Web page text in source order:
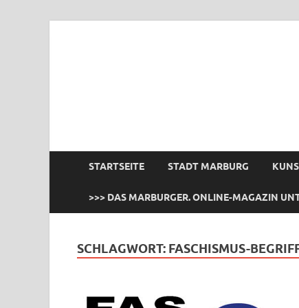
STARTSEITE STADT MARBURG
>>> DAS MARBURGER. ONLINE-MAGAZIN
SCHLAGWORT: FASCHISMUS-